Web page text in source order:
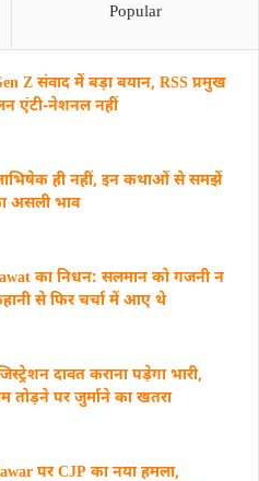
Popular
Z संवाद में बड़ा बयान, RSS प्रमुख
एंटी-नेशनल नहीं
ही नहीं, इन कथाओं से समझें
असली भाव
का निधन: सलमान को गजनी न
से फिर चर्चा में आए थे
दावत कराना पड़ेगा भारी,
तोड़ने पर जुर्माने का खतरा
पर CJP का नया हमला,